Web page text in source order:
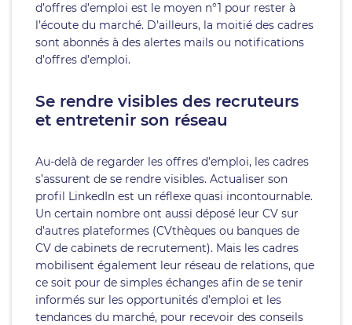
d’offres d’emploi est le moyen n°1 pour rester à
l’écoute du marché. D’ailleurs, la moitié des cadres
sont abonnés à des alertes mails ou notifications
d’offres d’emploi.
Se rendre visibles des recruteurs
et entretenir son réseau
Au-delà de regarder les offres d’emploi, les cadres
s’assurent de se rendre visibles. Actualiser son
profil LinkedIn est un réflexe quasi incontournable.
Un certain nombre ont aussi déposé leur CV sur
d’autres plateformes (CVthèques ou banques de
CV de cabinets de recrutement). Mais les cadres
mobilisent également leur réseau de relations, que
ce soit pour de simples échanges afin de se tenir
informés sur les opportunités d’emploi et les
tendances du marché, pour recevoir des conseils